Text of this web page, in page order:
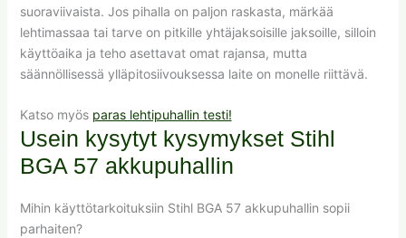
suoraviivaista. Jos pihalla on paljon raskasta, märkää
lehtimassaa tai tarve on pitkille yhtäjaksoisille jaksoille, silloin
käyttöaika ja teho asettavat omat rajansa, mutta
säännöllisessä ylläpitosiivouksessa laite on monelle riittävä.
Katso myös paras lehtipuhallin testi!
Usein kysytyt kysymykset Stihl
BGA 57 akkupuhallin
Mihin käyttötarkoituksiin Stihl BGA 57 akkupuhallin sopii
parhaiten?